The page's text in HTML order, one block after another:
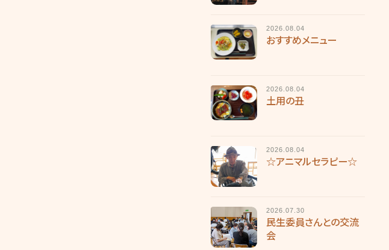
2026.08.04
おすすめメニュー
2026.08.04
土用の丑
2026.08.04
☆アニマルセラピー☆
2026.07.30
民生委員さんとの交流
会